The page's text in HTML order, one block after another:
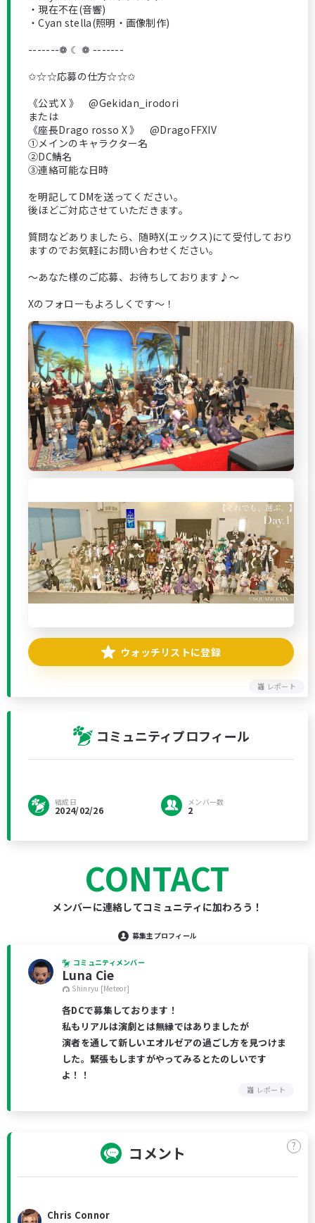
・現在不在(音響)
・Cyan stella(照明・画像制作)
-------❁ ☾ ❁ -------
✩☆☆応募の仕方☆☆✩
《公式 X 》 @Gekidan_irodori
または
《座長Drago rosso X 》 @DragoFFXIV
①メインのキャラクター名
②DC鯖名
③連絡可能な日時
を明記してDMを送ってください。
後ほどご対応させていただきます。
質問などありましたら、随時X(エックス)にて受付しており
ますのでお気軽にお問い合わせください。
～あなた様のご応募、お待ちしております♪～
Xのフォローもよろしくです〜！
レポート
ウォッチリストに登録
コミュニティプロフィール
結成日
2024/02/26
メンバー数
2
CONTACT
メンバーに連絡してコミュニティに加わろう！
募集主プロフィール
コミュニティメンバー
Luna Cie
Shinryu [Meteor]
各DCで募集しております！
私もリアルは演劇とは無縁ではありましたが
演者を通して新しいエオルゼアの過ごし方を見つけま
した。緊張もしますがやってみるとたのしいです
よ！！
レポート
コメント ?
Chris Connor